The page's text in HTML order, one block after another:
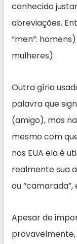
conhecido
abreviações.
“men”:
mulheres).
Outra gíria
palavra que
(amigo), mas
mesmo com
nos EUA ela é
realmente sua
ou
Apesar de